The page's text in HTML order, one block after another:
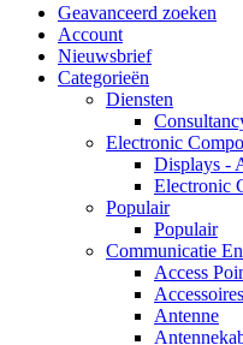
Geavanceerd zoeken
Account
Nieuwsbrief
Categorieën
Diensten
Electronic
Displays -
Electronic
Populair
Populair
Communicatie
Access
Antenne